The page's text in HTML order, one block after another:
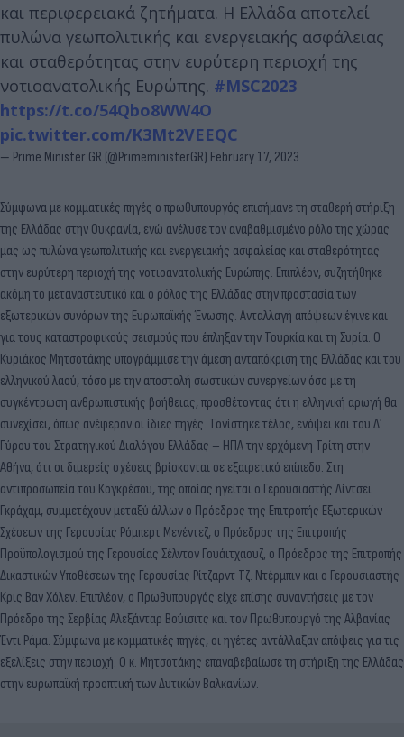
και περιφερειακά ζητήματα. Η Ελλάδα αποτελεί
πυλώνα γεωπολιτικής και ενεργειακής ασφάλειας
και σταθερότητας στην ευρύτερη περιοχή της
νοτιοανατολικής Ευρώπης. #MSC2023
https://t.co/54Qbo8WW4O
pic.twitter.com/K3Mt2VEEQC
— Prime Minister GR (@PrimeministerGR) February 17, 2023
Σύμφωνα με κομματικές πηγές ο πρωθυπουργός επισήμανε τη σταθερή στήριξη
της Ελλάδας στην Ουκρανία, ενώ ανέλυσε τον αναβαθμισμένο ρόλο της χώρας
μας ως πυλώνα γεωπολιτικής και ενεργειακής ασφαλείας και σταθερότητας
στην ευρύτερη περιοχή της νοτιοανατολικής Ευρώπης. Επιπλέον, συζητήθηκε
ακόμη το μεταναστευτικό και ο ρόλος της Ελλάδας στην προστασία των
εξωτερικών συνόρων της Ευρωπαϊκής Ένωσης. Ανταλλαγή απόψεων έγινε και
για τους καταστροφικούς σεισμούς που έπληξαν την Τουρκία και τη Συρία. Ο
Κυριάκος Μητσοτάκης υπογράμμισε την άμεση ανταπόκριση της Ελλάδας και του
ελληνικού λαού, τόσο με την αποστολή σωστικών συνεργείων όσο με τη
συγκέντρωση ανθρωπιστικής βοήθειας, προσθέτοντας ότι η ελληνική αρωγή θα
συνεχίσει, όπως ανέφεραν οι ίδιες πηγές. Τονίστηκε τέλος, ενόψει και του Δ΄
Γύρου του Στρατηγικού Διαλόγου Ελλάδας – ΗΠΑ την ερχόμενη Τρίτη στην
Αθήνα, ότι οι διμερείς σχέσεις βρίσκονται σε εξαιρετικό επίπεδο. Στη
αντιπροσωπεία του Κογκρέσου, της οποίας ηγείται ο Γερουσιαστής Λίντσεϊ
Γκράχαμ, συμμετέχουν μεταξύ άλλων ο Πρόεδρος της Επιτροπής Εξωτερικών
Σχέσεων της Γερουσίας Ρόμπερτ Μενέντεζ, ο Πρόεδρος της Επιτροπής
Προϋπολογισμού της Γερουσίας Σέλντον Γουάιτχαουζ, ο Πρόεδρος της Επιτροπής
Δικαστικών Υποθέσεων της Γερουσίας Ρίτζαρντ Τζ. Ντέρμπιν και ο Γερουσιαστής
Κρις Βαν Χόλεν. Επιπλέον, ο Πρωθυπουργός είχε επίσης συναντήσεις με τον
Πρόεδρο της Σερβίας Αλεξάνταρ Βούισιτς και τον Πρωθυπουργό της Αλβανίας
Έντι Ράμα. Σύμφωνα με κομματικές πηγές, οι ηγέτες αντάλλαξαν απόψεις για τις
εξελίξεις στην περιοχή. Ο κ. Μητσοτάκης επαναβεβαίωσε τη στήριξη της Ελλάδας
στην ευρωπαϊκή προοπτική των Δυτικών Βαλκανίων.